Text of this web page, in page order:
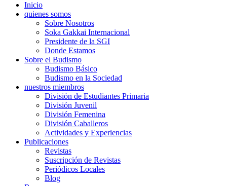
Inicio
quienes somos
Sobre Nosotros
Soka Gakkai Internacional
Presidente de la SGI
Donde Estamos
Sobre el Budismo
Budismo Básico
Budismo en la Sociedad
nuestros miembros
División de Estudiantes Primaria
División Juvenil
División Femenina
División Caballeros
Actividades y Experiencias
Publicaciones
Revistas
Suscripción de Revistas
Periódicos Locales
Blog